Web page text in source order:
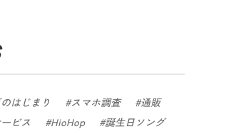
はじまり スマホ調査
通販
ビス
HioHop 誕生日ソング